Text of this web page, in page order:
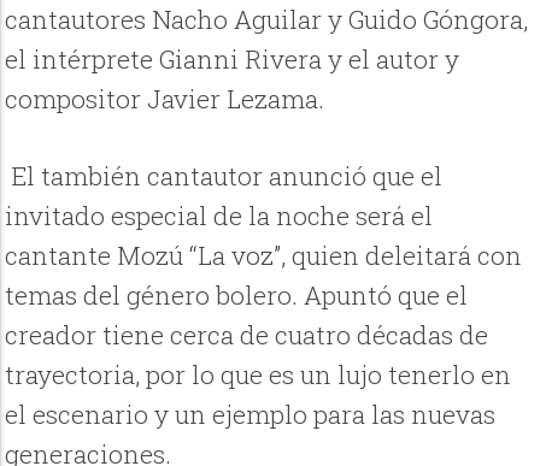
cantautores Nacho Aguilar y Guido Góngora,
el intérprete Gianni Rivera y el autor y
compositor Javier Lezama.
El también cantautor anunció que el
invitado especial de la noche será el
cantante Mozú “La voz”, quien deleitará con
temas del género bolero. Apuntó que el
creador tiene cerca de cuatro décadas de
trayectoria, por lo que es un lujo tenerlo en
el escenario y un ejemplo para las nuevas
generaciones.